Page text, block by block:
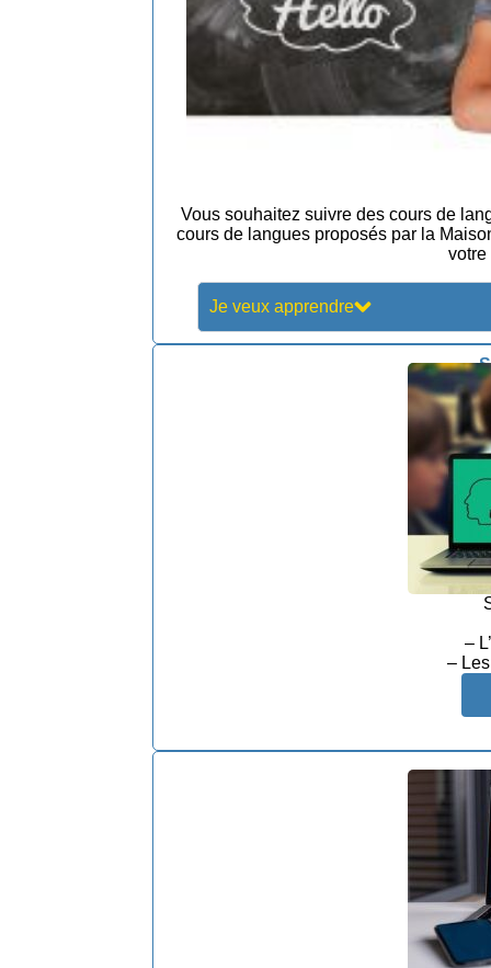
Vous souhaitez suivre des cours de
cours de langues proposés par la
Je veux apprendre
–
–